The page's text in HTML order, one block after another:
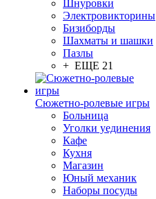
Шнуровки
Электровикторины
Бизиборды
Шахматы и шашки
Пазлы
+ ЕЩЕ 21
Сюжетно-ролевые игры
Больница
Уголки уединения
Кафе
Кухня
Магазин
Юный механик
Наборы посуды